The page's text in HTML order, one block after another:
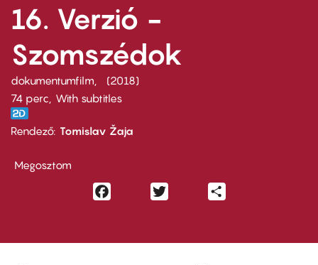
16. Verzió -
Szomszédok
dokumentumfilm
2018
74 perc,
With subtitles
Rendező Tomislav Žaja
Megosztom
Facebook